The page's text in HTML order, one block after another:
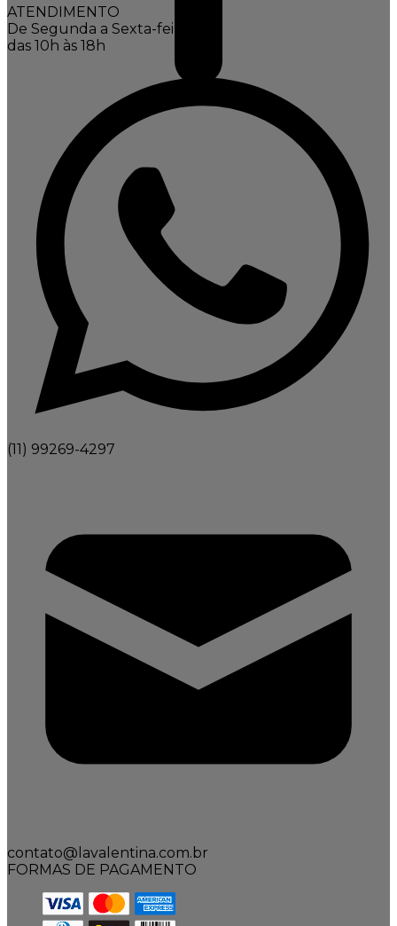
ATENDIMENTO
De Segunda a Sexta-feira,
das 10h às 18h
(11) 99269-4297
contato@lavalentina.com.br
FORMAS DE PAGAMENTO